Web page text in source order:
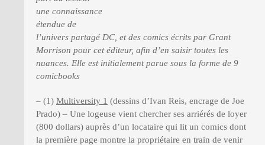
une connaissance
étendue de
l’univers partagé DC, et des comics écrits par Grant
Morrison pour cet éditeur, afin d’en saisir toutes les
nuances. Elle est initialement parue sous la forme de 9
comicbooks
– (1) Multiversity 1 (dessins d’Ivan Reis, encrage de Joe
Prado) – Une logeuse vient chercher ses arriérés de loyer
(800 dollars) auprès d’un locataire qui lit un comics dont
la première page montre la propriétaire en train de venir